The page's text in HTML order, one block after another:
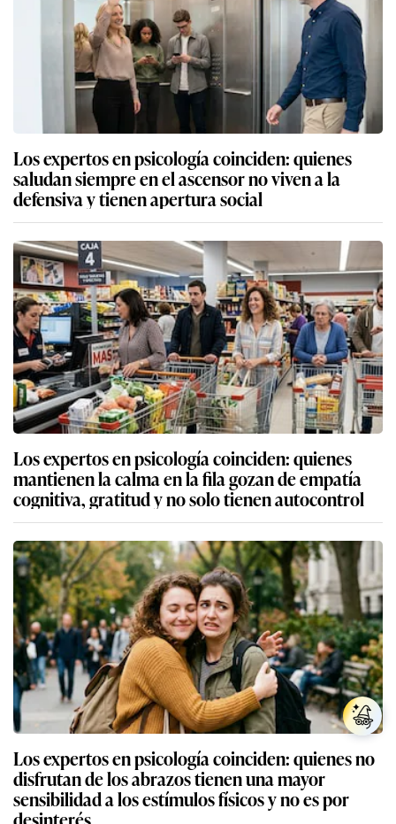
Los expertos en psicología coinciden: quienes
saludan siempre en el ascensor no viven a la
defensiva y tienen apertura social
Los expertos en psicología coinciden: quienes
mantienen la calma en la fila gozan de empatía
cognitiva, gratitud y no solo tienen autocontrol
Los expertos en psicología coinciden: quienes no
disfrutan de los abrazos tienen una mayor
sensibilidad a los estímulos físicos y no es por